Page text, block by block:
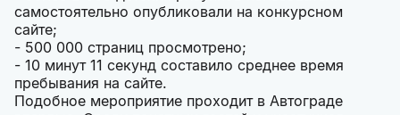
самостоятельно опубликовали на конкурсном
сайте;
- 500 000 страниц просмотрено;
- 10 минут 11 секунд составило среднее время
пребывания на сайте.
Подобное мероприятие проходит в Автограде